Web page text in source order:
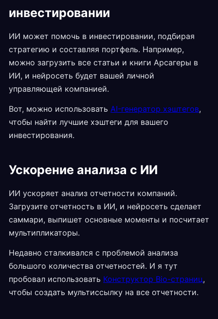
инвестировании
ИИ может помочь в инвестировании, подбирая
стратегию и составляя портфель. Например,
можно загрузить все статьи и книги Арсагеры в
ИИ, и нейросеть будет вашей личной
управляющей компанией.
Вот, можно использовать AI-генератор хэштегов,
чтобы найти лучшие хэштеги для вашего
инвестирования.
Ускорение анализа с ИИ
ИИ ускоряет анализ отчетности компаний.
Загрузите отчетность в ИИ, и нейросеть сделает
саммари, выпишет основные моменты и посчитает
мультипликаторы.
Недавно сталкивался с проблемой анализа
большого количества отчетностей. И я тут
пробовал использовать Конструктор Bio-страниц,
чтобы создать мультиссылку на все отчетности.